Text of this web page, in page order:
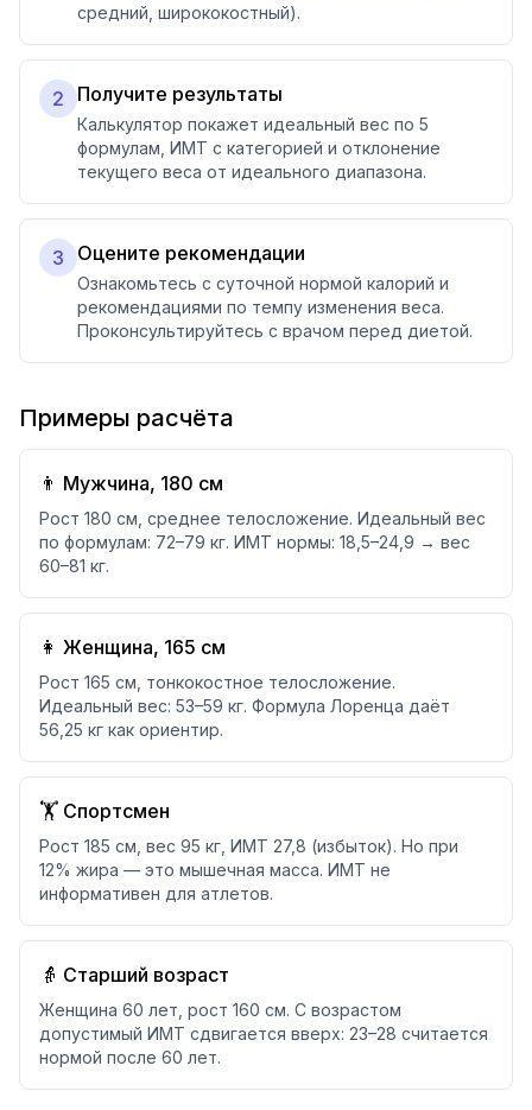
средний, ширококостный).
2 Получите результаты
Калькулятор покажет идеальный вес по 5
формулам, ИМТ с категорией и отклонение
текущего веса от идеального диапазона.
3 Оцените рекомендации
Ознакомьтесь с суточной нормой калорий и
рекомендациями по темпу изменения веса.
Проконсультируйтесь с врачом перед диетой.
Примеры расчёта
👨 Мужчина, 180 см
Рост 180 см, среднее телосложение. Идеальный вес
по формулам: 72–79 кг. ИМТ нормы: 18,5–24,9 → вес
60–81 кг.
👩 Женщина, 165 см
Рост 165 см, тонкокостное телосложение.
Идеальный вес: 53–59 кг. Формула Лоренца даёт
56,25 кг как ориентир.
🏋️ Спортсмен
Рост 185 см, вес 95 кг, ИМТ 27,8 (избыток). Но при
12% жира — это мышечная масса. ИМТ не
информативен для атлетов.
👵 Старший возраст
Женщина 60 лет, рост 160 см. С возрастом
допустимый ИМТ сдвигается вверх: 23–28 считается
нормой после 60 лет.